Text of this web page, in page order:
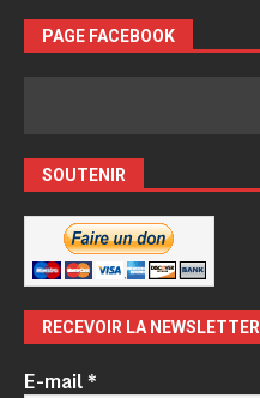
PAGE FACEBOOK
SOUTENIR
RECEVOIR LA NEWSLETTER
E-mail*